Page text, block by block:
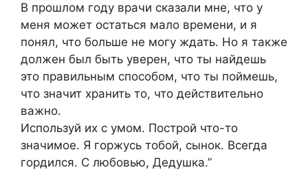
В прошлом году врачи сказали мне, что у
меня может остаться мало времени, и я
понял, что больше не могу ждать. Но я также
должен был быть уверен, что ты найдешь
это правильным способом, что ты поймешь,
что значит хранить то, что действительно
важно.
Используй их с умом. Построй что-то
значимое. Я горжусь тобой, сынок. Всегда
гордился. С любовью, Дедушка.”